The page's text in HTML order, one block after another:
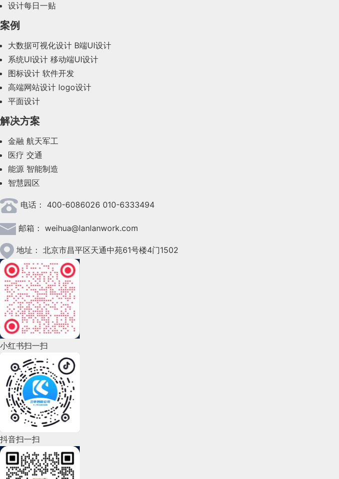
设计每日一贴
案例
大数据可视化设计 B端UI设计
系统UI设计 移动端UI设计
图标设计 软件开发
高端网站设计 logo设计
平面设计
解决方案
金融 航天军工
医疗 交通
能源 智能制造
智慧园区
电话： 400-6086026 010-6333494
邮箱： weihua@lanlanwork.com
地址： 北京市昌平区天通中苑61号楼4门1502
小红书扫一扫
抖音扫一扫